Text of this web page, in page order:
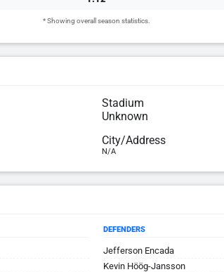
* Showing overall season statistics.
Stadium
Unknown
City/Address
N/A
DEFENDERS
Jefferson Encada
Kevin Höög-Jansson